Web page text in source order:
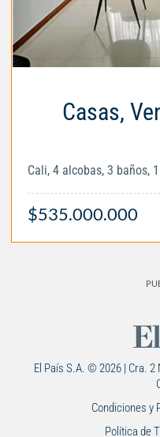
Casas,
Cali, 4 alcobas, 3 baños,
$535.000.000
El País S.A. © 2026 | Cra. 2
Condiciones y
Política de